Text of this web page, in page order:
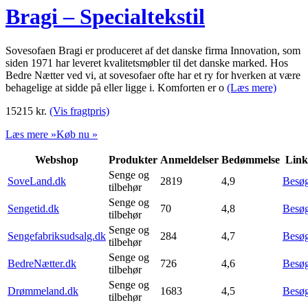
Bragi – Specialtekstil
Sovesofaen Bragi er produceret af det danske firma Innovation, som
siden 1971 har leveret kvalitetsmøbler til det danske marked. Hos
Bedre Nætter ved vi, at sovesofaer ofte har et ry for hverken at være
behagelige at sidde på eller ligge i. Komforten er o (Læs mere)
15215 kr. (Vis fragtpris)
Læs mere »Køb nu »
Webshop Produkter Anmeldelser Bedømmelse Link
SoveLand.dk
Senge og
tilbehør
2819 4,9
Sengetid.dk
Senge og
tilbehør
70 4,8
Sengefabriksudsalg.dk
Senge og
tilbehør
284 4,7
BedreNætter.dk
Senge og
tilbehør
726 4,6
Drømmeland.dk
Senge og
tilbehør
1683 4,5